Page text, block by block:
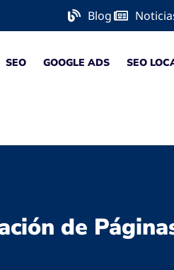
Blog
SEO GOOGLE ADS SEO
de